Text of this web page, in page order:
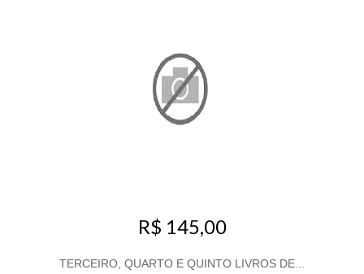
R$ 145,00
TERCEIRO, QUARTO E QUINTO LIVROS DE...